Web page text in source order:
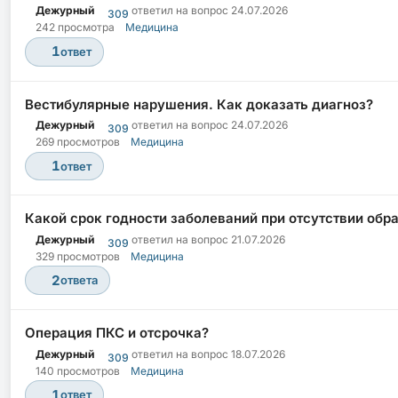
Дежурный 309 ответил на вопрос 24.07.2026
242 просмотра
Медицина
1ответ
Вестибулярные нарушения. Как доказать диагноз?
Дежурный 309 ответил на вопрос 24.07.2026
269 просмотров
Медицина
1ответ
Какой срок годности заболеваний при отсутствии
Дежурный 309 ответил на вопрос 21.07.2026
329 просмотров
Медицина
2ответа
Операция ПКС и отсрочка?
Дежурный 309 ответил на вопрос 18.07.2026
140 просмотров
Медицина
1ответ